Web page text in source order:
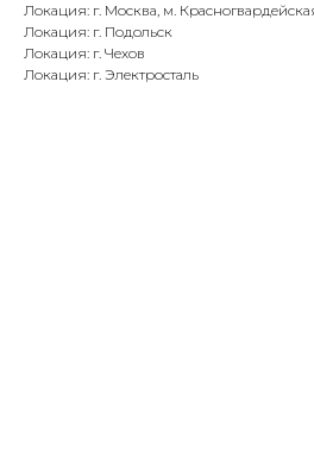
Локация: г. Москва, м.
Локация: г. Подольск
Локация: г. Чехов
Локация: г. Электросталь